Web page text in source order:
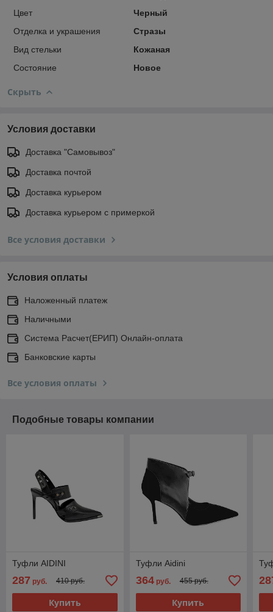
Цвет
Черный
Отделка и украшения
Стразы
Вид стельки
Кожаная
Состояние
Новое
Скрыть
Условия доставки
Доставка "Самовывоз"
Доставка почтой
Доставка курьером
Доставка курьером с примеркой
Все условия доставки
Условия оплаты
Наложенный платеж
Наличными
Система Расчет(ЕРИП) Онлайн-оплата
Банковские карты
Все условия оплаты
Подобные товары компании
Туфли AIDINI
287 руб. 410 руб.
Купить
Туфли Aidini
364руб. 455 руб.
Купить